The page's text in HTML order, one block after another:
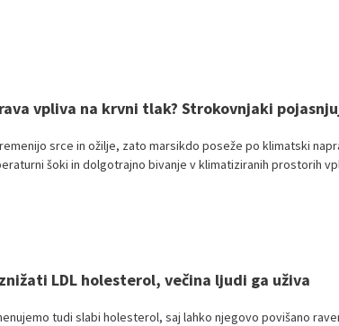
vpliva na krvni tlak? Strokovnjaki
srce in ožilje, zato marsikdo poseže po klimatski
šoki in dolgotrajno bivanje v klimatiziranih prostorih
LDL holesterol, večina ljudi ga uživa
tudi slabi holesterol, saj lahko njegovo povišano